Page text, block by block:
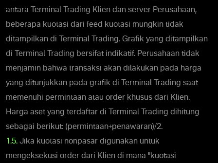
antara Terminal Trading Klien dan server Perusahaan,
beberapa kuotasi dari feed kuotasi mungkin tidak
ditampilkan di Terminal Trading. Grafik yang ditampilkan
di Terminal Trading bersifat indikatif. Perusahaan tidak
menjamin bahwa transaksi akan dilakukan pada harga
yang ditunjukkan pada grafik di Terminal Trading saat
memenuhi permintaan atau order khusus dari Klien.
Harga aset yang terdaftar di Terminal Trading dihitung
sebagai berikut: (permintaan+penawaran)/2.
1.5. Jika kuotasi nonpasar digunakan untuk
mengeksekusi order dari Klien di mana "kuotasi